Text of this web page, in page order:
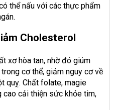
thể nấu với các thực phẩm
Cholesterol
xơ hòa tan, nhờ đó giúm
cơ thể, giảm nguy cơ về
quỵ. Chất folate, magie
cải thiện sức khỏe tim,